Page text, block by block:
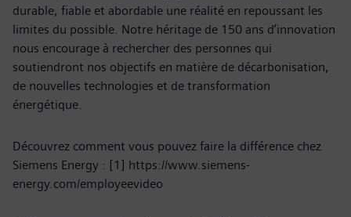
durable, fiable et abordable une réalité en repoussant les
limites du possible. Notre héritage de 150 ans d’innovation
nous encourage à rechercher des personnes qui
soutiendront nos objectifs en matière de décarbonisation,
de nouvelles technologies et de transformation
énergétique.
Découvrez comment vous pouvez faire la différence chez
Siemens Energy : [1] https://www.siemens-
energy.com/employeevideo